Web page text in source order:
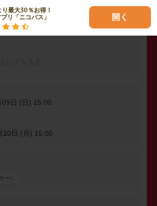
り最大30％お得！
リ「ニコパス」
開く
レンタカーを予約しよう
09日 (日) 15:00
10日 (月) 15:00
ー